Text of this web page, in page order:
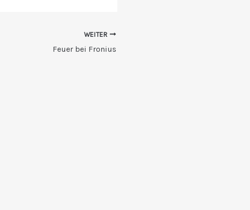
WEITER
Feuer bei Fronius